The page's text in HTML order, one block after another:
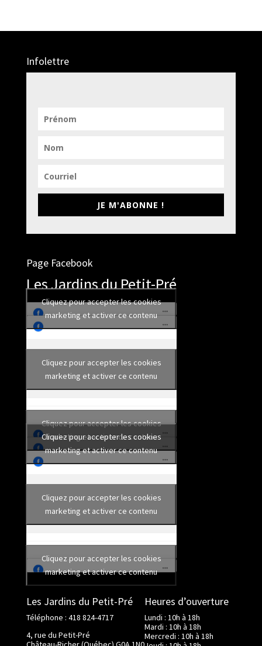
Infolettre
JE M'ABONNE !
Page Facebook
Les Jardins du Petit-Pré
Cliquez pour accepter les cookies
marketing et activer ce contenu
Cliquez pour accepter les cookies
marketing et activer ce contenu
Cliquez pour accepter les cookies
marketing et activer ce contenu
Cliquez pour accepter les cookies
marketing et activer ce contenu
Cliquez pour accepter les cookies
marketing et activer ce contenu
Cliquez pour accepter les cookies
marketing et activer ce contenu
Les Jardins du Petit-Pré
Téléphone : 418 824-4717
4, rue du Petit-Pré
Heures d’ouverture
Lundi : 10h à 18h
Mardi : 10h à 18h
Mercredi : 10h à 18h